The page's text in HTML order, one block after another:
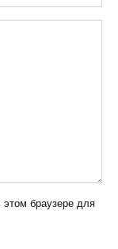
браузере для